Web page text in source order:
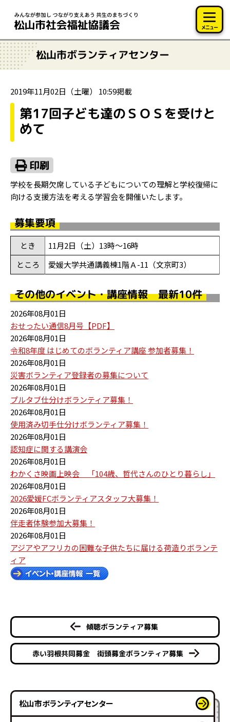
メニュー
松山市ボランティアセンター
2019年11月02日（土曜） 10:59掲載
第17回子ども達のＳＯＳを受けと
めて
学校を長期欠席している子どもについての理解と学校復帰に
向ける支援方法を考える学習会を開催いたします。
募集要項
とき
11月2日（土）13時～16時
ところ
愛媛大学共通講義棟1階Ａ-11（文京町3）
その他のイベント・講座情報 最新10件
2026年08月01日
おせったい通信8月号【PDF】
2026年08月01日
令和8年度 はじめてのボランティア講座 参加者募集！
2026年08月01日
災害ボランティア登録者の募集について
2026年08月01日
プルタブ仕分けボランティア募集！
2026年08月01日
使用済み切手仕分けボランティア募集！
2026年08月01日
認知症に関する講演会
2026年08月01日
わかくさ映画上映会 「104歳、哲代さんのひとり暮らし」
2026年08月01日
2026愛媛FCボランティアスタッフ大募集！
2026年08月01日
伴走者体験参加大募集！
2026年08月01日
アジアやアフリカの困難な子供たちに届ける荷造りボランテ
ィア
傾聴ボランティア募集
赤い羽根共同募金 街頭募金ボランティア募集
松山市ボランティアセンター